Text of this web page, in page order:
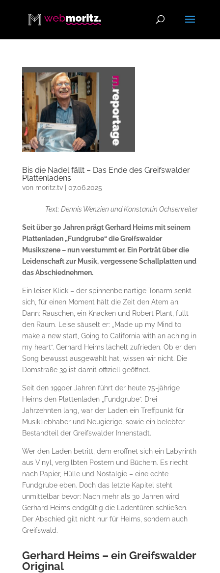
Bis die Nadel fällt – Das Ende des Greifswalder
Plattenladens
von moritz.tv| 07.06.2025
Text: Dennis Wenzien und Konstantin Ochsenreiter
Seit über 30 Jahren prägt Gerhard Heims mit seinem
Plattenladen „Fundgrube“ die Greifswalder
Musikszene – nun verstummt er. Ein Porträt über die
Leidenschaft zur Musik, vergessene Schallplatten und
das Abschiednehmen.
Ein leiser Klick – der spinnenbeinartige Tonarm senkt
sich, für einen Moment hält die Zeit den Atem an.
Dann: Rauschen, ein Knacken und Robert Plant, füllt
den Raum. Leise säuselt er: „Made up my Mind to
make a new start, Going to California with an aching in
my heart“. Gerhard Heims lächelt zufrieden. Ob er den
Song bewusst ausgewählt hat, wissen wir nicht. Die
Domstraße 39 ist damit offiziell geöffnet.
Seit den 1990er Jahren führt der heute 75-jährige
Heims den Plattenladen „Fundgrube“. Drei
Jahrzehnten lang, war der Laden ein Treffpunkt für
Musikliebhaber und Neugierige, sowie ein belebter
Bestandteil der Greifswalder Innenstadt.
Wer den Laden betritt, dem eröffnet sich ein Labyrinth
aus Vinyl, vergilbten Postern und Büchern. Es riecht
nach Papier, Hülle und Nostalgie – eine echte
Fundgrube eben. Doch das letzte Kapitel steht
unmittelbar bevor: Nach mehr als 30 Jahren wird
Gerhard Heims endgültig die Ladentüren schließen.
Der Abschied gilt nicht nur für Heims, sondern auch
Greifswald.
Gerhard Heims – ein Greifswalder
Original